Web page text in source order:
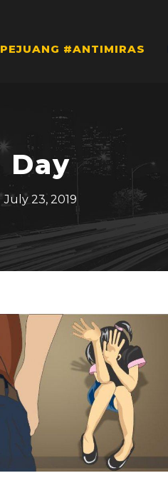
PEJUANG #ANTIMIRAS
Day
July 23, 2019